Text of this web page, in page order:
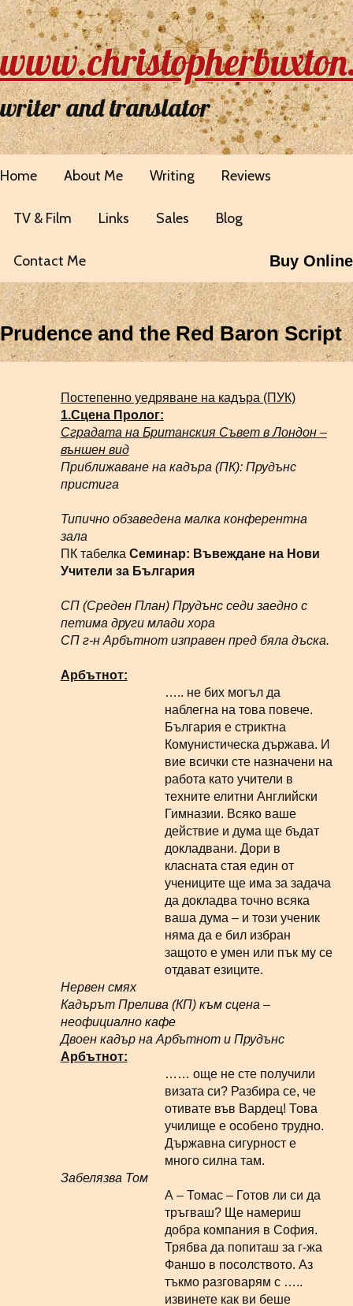
writer and translator
Home About Me Writing Reviews
TV & Film Links Sales Blog
Contact Me Buy Online
Prudence and the Red Baron Script
Постепенно уедряване на кадъра (ПУК)
1.Сцена Пролог:
Сградата на Британския Съвет в Лондон –
външен вид
Приближаване на кадъра (ПК): Прудънс
пристига
Типично обзаведена малка конферентна
зала
ПК табелка Семинар: Въвеждане на Нови
Учители за България
СП (Среден План) Прудънс седи заедно с
петима други млади хора
СП г-н Арбътнот изправен пред бяла дъска.
Арбътнот:
….. не бих могъл да
наблегна на това повече.
България е стриктна
Комунистическа държава. И
вие всички сте назначени на
работа като учители в
техните елитни Английски
Гимназии. Всяко ваше
действие и дума ще бъдат
докладвани. Дори в
класната стая един от
учениците ще има за задача
да докладва точно всяка
ваша дума – и този ученик
няма да е бил избран
защото е умен или пък му се
отдават езиците.
Нервен смях
Кадърът Прелива (КП) към сцена –
неофициално кафе
Двоен кадър на Арбътнот и Прудънс
Арбътнот:
…… още не сте получили
визата си? Разбира се, че
отивате във Вардец! Това
училище е особено трудно.
Държавна сигурност е
много силна там.
Забелязва Том
А – Томас – Готов ли си да
тръгваш? Ще намериш
добра компания в София.
Трябва да попиташ за г-жа
Фаншо в посолството. Аз
тъкмо разговарям с …..
извинете как ви беше